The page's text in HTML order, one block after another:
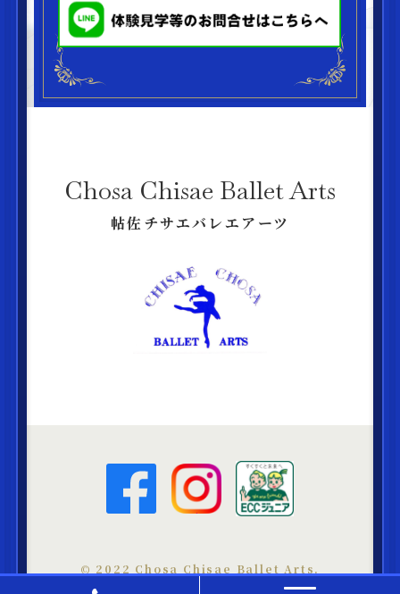
Chosa Chisae Ballet Arts
帖佐チサエバレエアーツ
©︎ 2022 Chosa Chisae Ballet Arts.